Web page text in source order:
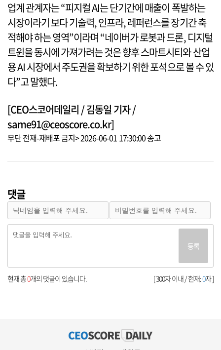
업계 관계자는 “피지컬 AI는 단기간에 매출이 폭발하는
시장이라기 보다 기술력, 인프라, 레퍼런스를 장기간 축
적해야 하는 영역”이라며 “네이버가 로봇과 드론, 디지털
트윈을 동시에 가져가려는 것은 향후 스마트시티와 산업
용 AI 시장에서 주도권을 확보하기 위한 포석으로 볼 수 있
다”고 말했다.
[CEO스코어데일리 / 김동일 기자 /
same91@ceoscore.co.kr]
무단 전재-재배포 금지> 2026-06-01 17:30:00 송고
댓글
등록
[ 300자 이내 / 현재:0자 ]
현재 총0개의 댓글이 있습니다.